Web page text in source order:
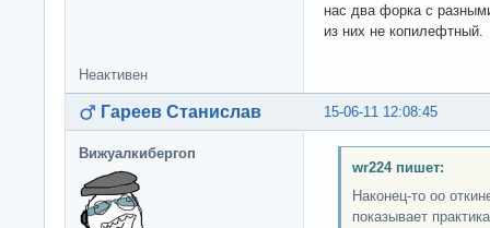
нас два форка с
из них не копилефтный.
Неактивен
15-06-11 12:08:45
Гареев Станислав
Вижуалкибергоп
wr224 пишет:
Наконец-то оо
показывает